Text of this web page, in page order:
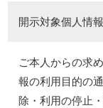
開示対象個人情
ご本人からの求
報の利用目的の
除・利用の停止